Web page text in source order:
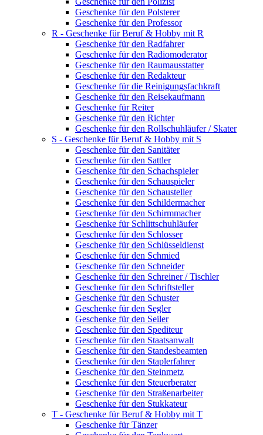
Geschenke für den Polsterer
Geschenke für den Professor
R - Geschenke für Beruf & Hobby mit R
Geschenke für den Radfahrer
Geschenke für den Radiomoderator
Geschenke für den Raumausstatter
Geschenke für den Redakteur
Geschenke für die Reinigungsfachkraft
Geschenke für den Reisekaufmann
Geschenke für Reiter
Geschenke für den Richter
Geschenke für den Rollschuhläufer / Skater
S - Geschenke für Beruf & Hobby mit S
Geschenke für den Sanitäter
Geschenke für den Sattler
Geschenke für den Schachspieler
Geschenke für den Schauspieler
Geschenke für den Schausteller
Geschenke für den Schildermacher
Geschenke für den Schirmmacher
Geschenke für Schlittschuhläufer
Geschenke für den Schlosser
Geschenke für den Schlüsseldienst
Geschenke für den Schmied
Geschenke für den Schneider
Geschenke für den Schreiner / Tischler
Geschenke für den Schriftsteller
Geschenke für den Schuster
Geschenke für den Segler
Geschenke für den Seiler
Geschenke für den Spediteur
Geschenke für den Staatsanwalt
Geschenke für den Standesbeamten
Geschenke für den Staplerfahrer
Geschenke für den Steinmetz
Geschenke für den Steuerberater
Geschenke für den Straßenarbeiter
Geschenke für den Stukkateur
T - Geschenke für Beruf & Hobby mit T
Geschenke für Tänzer